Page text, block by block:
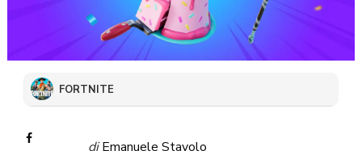
FORTNITE
di Emanuele Stavolo